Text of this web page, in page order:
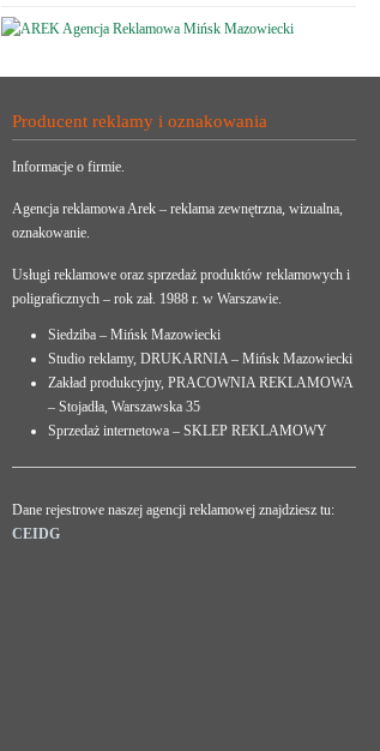
Producent reklamy i oznakowania
Informacje o firmie.
Agencja reklamowa Arek – reklama zewnętrzna, wizualna,
oznakowanie.
Usługi reklamowe oraz sprzedaż produktów reklamowych i
poligraficznych – rok zał. 1988 r. w Warszawie.
Siedziba – Mińsk Mazowiecki
Studio reklamy, DRUKARNIA – Mińsk Mazowiecki
Zakład produkcyjny, PRACOWNIA REKLAMOWA
– Stojadła, Warszawska 35
Sprzedaż internetowa – SKLEP REKLAMOWY
Dane rejestrowe naszej agencji reklamowej znajdziesz tu:
CEIDG